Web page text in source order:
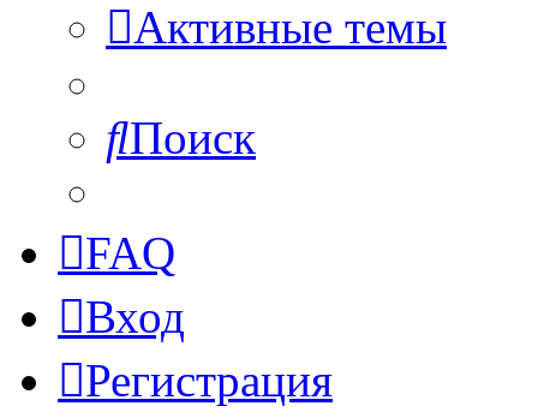
Активные темы
Поиск
FAQ
Вход
Регистрация